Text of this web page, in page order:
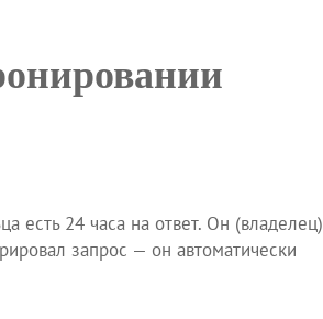
есть 24 часа на ответ. Он (владелец)
запрос — он автоматически